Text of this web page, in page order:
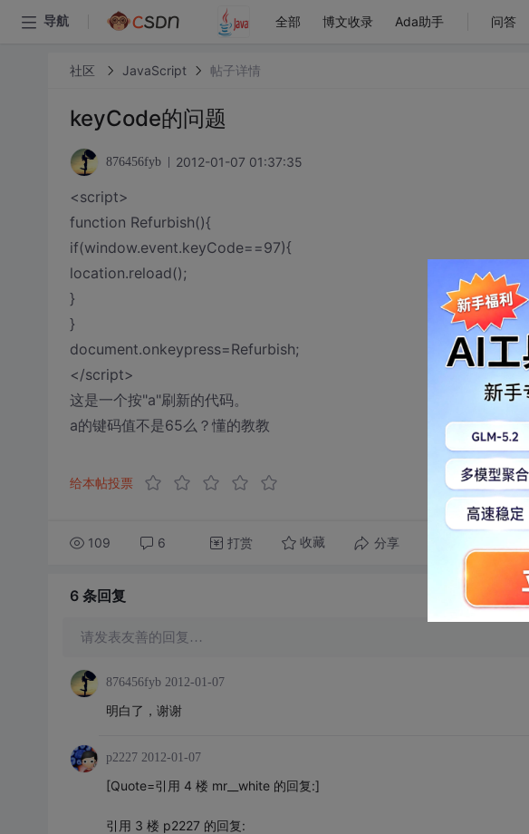
导航 全部 博文收录 Ada助手 问答
社区 JavaScript 帖子详情
keyCode的问题
876456fyb 2012-01-07 01:37:35
<script>
function Refurbish(){
if(window.event.keyCode==97){
location.reload();
}
}
document.onkeypress=Refurbish;
</script>
这是一个按"a"刷新的代码。
a的键码值不是65么？懂的教教
给本帖投票
109 6 打赏 收藏 分享
6 条回复
请发表友善的回复…
876456fyb 2012-01-07
明白了，谢谢
p2227 2012-01-07
[Quote=引用 4 楼 mr__white 的回复:]
引用 3 楼 p2227 的回复: